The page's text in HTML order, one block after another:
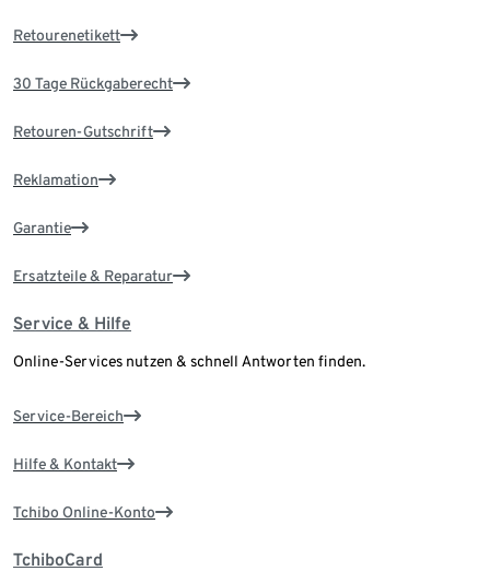
Retourenetikett
30 Tage Rückgaberecht
Retouren-Gutschrift
Reklamation
Garantie
Ersatzteile & Reparatur
Service & Hilfe
Online-Services nutzen & schnell Antworten finden.
Service-Bereich
Hilfe & Kontakt
Tchibo Online-Konto
TchiboCard